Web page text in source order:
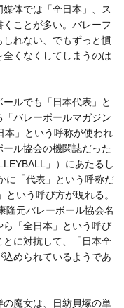
体では「全日本」、ス
ことが多い。バレーフ
しれない、でもずっと慣
くなくしてしまうのは
ルでも「日本代表」と
バレーボールマガジン
本」という呼称が使われ
ル協会の機関誌だった
」）にあたるし
に「代表」という呼称だ
いう呼び方が現れる。
隆元バレーボール協会名
「全日本」という呼び
に対抗して、「日本全
められているようであ
魔女は、日紡貝塚の単